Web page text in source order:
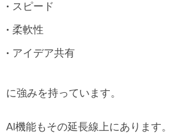
スピード
柔軟性
アイデア共有
に強みを持っています。
AI機能もその延長線上にあります。